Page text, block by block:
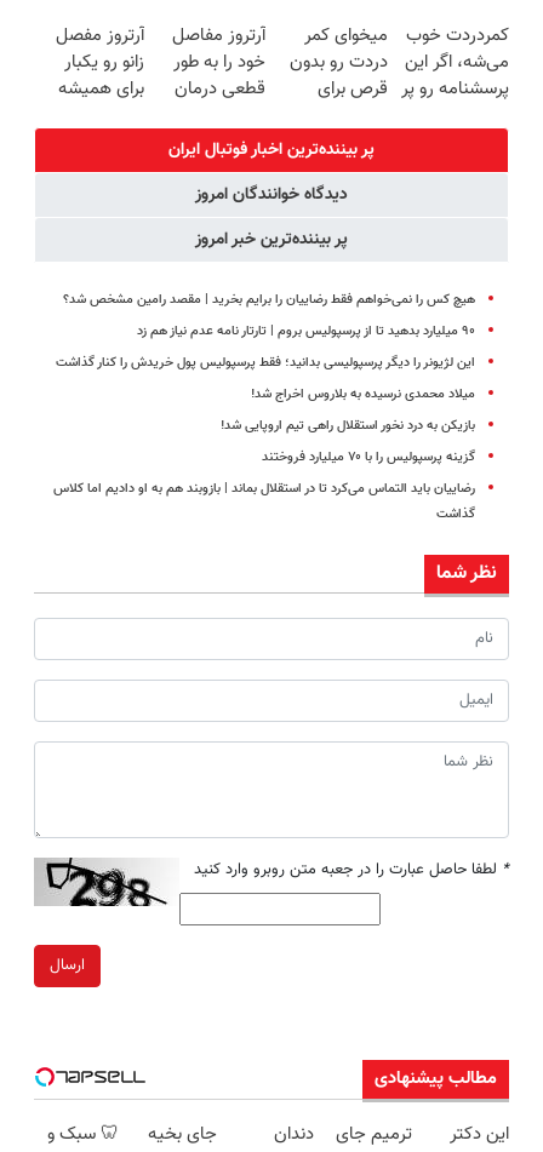
برگردون
(40%off)
درمان کنی؟
((پرسش‌نامه))
(پرسش‌نامه)
کمردردت خوب
می‌شه، اگر این
پرسشنامه رو پر
میخوای کمر
دردت رو بدون
قرص برای
کنی؟
(◂پرسش‌نامه
رو پر کن)
آرتروز مفاصل
خود را به طور
قطعی درمان
◗پرسش‌نامه◖
آرتروز مفصل
زانو رو یکبار
برای همیشه
پر بیننده‌ترین اخبار فوتبال ايران
دیدگاه خوانندگان امروز
پر بیننده‌ترین خبر امروز
هیچ کس را نمی‌خواهم فقط رضاییان را برایم بخرید | مقصد رامین مشخص شد؟
۹۰ میلیارد بدهید تا از پرسپولیس بروم | تارتار نامه عدم نیاز هم زد
این لژیونر را دیگر پرسپولیسی بدانید؛ فقط پرسپولیس پول خریدش را کنار گذاشت
میلاد محمدی نرسیده به بلاروس اخراج شد!
بازیکن به درد نخور استقلال راهی تیم اروپایی شد!
گزینه پرسپولیس را با ۷۰ میلیارد فروختند
رضاییان باید التماس می‌کرد تا در استقلال بماند | بازوبند هم به او دادیم اما کلاس
گذاشت
نظر شما
* لطفا حاصل عبارت را در جعبه متن روبرو وارد کنید
ارسال
مطالب پیشنهادی
این دکتر
ترمیم جای
دندان
جای بخیه
🦷 سبک و